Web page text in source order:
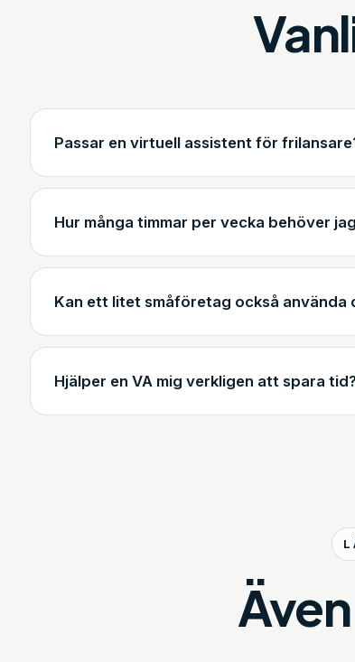
Passar en virtuell assistent för
Hur många timmar per vecka behöver
Kan ett litet småföretag också använda
Hjälper en VA mig verkligen att spara tid?